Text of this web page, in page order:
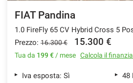
FIAT Pandina
1.0 FireFly 65 CV Hybrid Cross 5
Prezzo: 16.300 € 15.300 €
Tua da 199 € / mese Calcola il
Iva esposta: Sì
48